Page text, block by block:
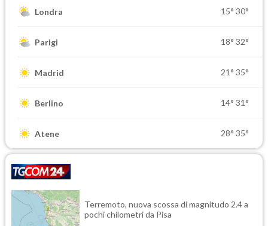
Londra 15° 30°
Parigi 18° 32°
Madrid 21° 35°
Berlino 14° 31°
Atene 28° 35°
Terremoto, nuova scossa di magnitudo 2.4 a
pochi chilometri da Pisa